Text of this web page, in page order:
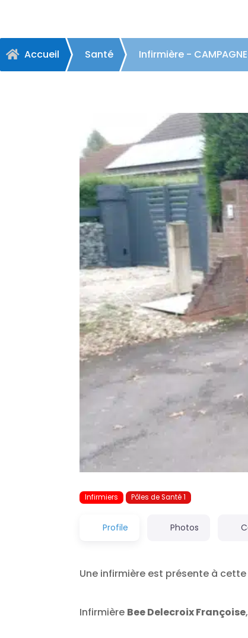
 Accueil Santé Infirmière - CAMPAGNE
Précédent
Infirmiers Pôles de Santé 1
Profile Photos
Une infirmière est présente à
Infirmière Bee Delecroix Françoise